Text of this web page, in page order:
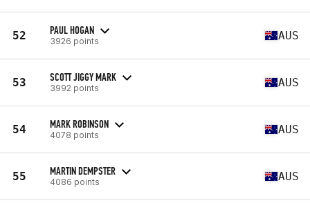
52 PAUL HOGAN
3926 points AUS
53 SCOTT JIGGY MARK
3992 points AUS
54 MARK ROBINSON
4078 points AUS
55 MARTIN DEMPSTER
4086 points AUS